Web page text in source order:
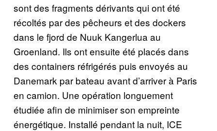
sont des fragments dérivants qui ont été
récoltés par des pêcheurs et des dockers
dans le fjord de Nuuk Kangerlua au
Groenland. Ils ont ensuite été placés dans
des containers réfrigérés puis envoyés au
Danemark par bateau avant d’arriver à Paris
en camion. Une opération longuement
étudiée afin de minimiser son empreinte
énergétique. Installé pendant la nuit, ICE